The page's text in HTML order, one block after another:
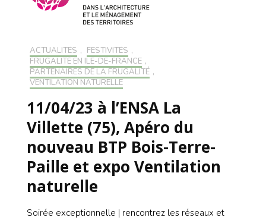
ACTUALITÉS , FESTIVITÉS ,
FRUGALITÉ EN ILE-DE-FRANCE ,
PARTENAIRES DE LA FRUGALITÉ ,
VENTILATION NATURELLE
11/04/23 à l’ENSA La
Villette (75), Apéro du
nouveau BTP Bois-Terre-
Paille et expo Ventilation
naturelle
Soirée exceptionnelle | rencontrez les réseaux et